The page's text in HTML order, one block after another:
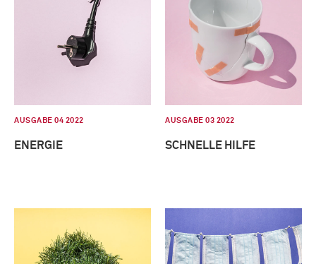
AUSGABE 04 2022
ENERGIE
AUSGABE 03 2022
SCHNELLE HILFE